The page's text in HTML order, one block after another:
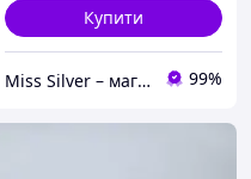
Купити
Miss Silver – магазин ювелірних виробів зі срібла 99%